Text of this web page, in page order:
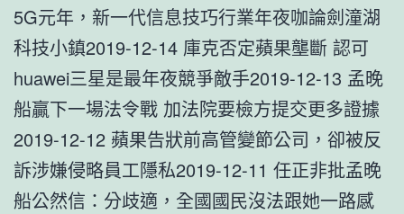
5G元年，新一代信息技巧行業年夜咖論劍潼湖
科技小鎮2019-12-14 庫克否定蘋果壟斷 認可
huawei三星是最年夜競爭敵手2019-12-13 孟晚
船贏下一場法令戰 加法院要檢方提交更多證據
2019-12-12 蘋果告狀前高管變節公司，卻被反
訴涉嫌侵略員工隱私2019-12-11 任正非批孟晚
船公然信：分歧適，全國國民沒法跟她一路感